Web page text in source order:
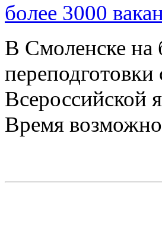
более 3000
В Смоленске на
переподготовки
Всероссийской
Время